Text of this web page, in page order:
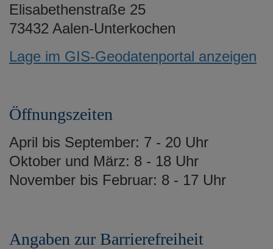
Elisabethenstraße 25
73432 Aalen-Unterkochen
Lage im GIS-Geodatenportal anzeigen
Öffnungszeiten
April bis September: 7 - 20 Uhr
Oktober und März: 8 - 18 Uhr
November bis Februar: 8 - 17 Uhr
Angaben zur Barrierefreiheit